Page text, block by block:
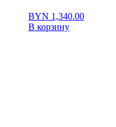
BYN 1,340.00
В корзину